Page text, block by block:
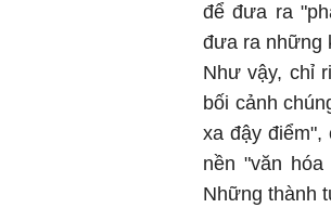
để đưa ra
đưa ra những
Như vậy, chỉ
bối cảnh
xa đậy điểm",
nền "văn
Những thành